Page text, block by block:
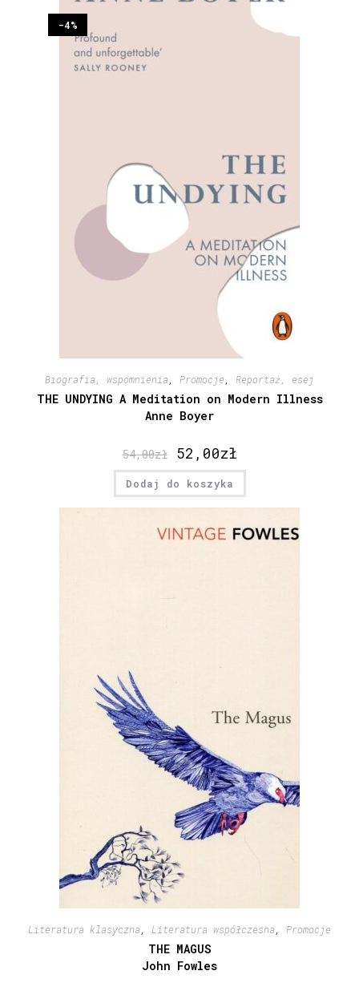
-4%
Biografia, wspomnienia Promocje Reportaż, esej
THE UNDYING A Meditation on Modern Illness
Anne Boyer
54,00zł 52,00zł
Dodaj do koszyka
Literatura klasyczna Literatura współczesna Promocje
THE MAGUS
John Fowles